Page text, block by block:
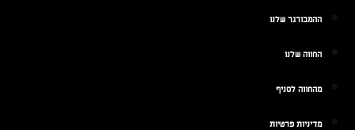
ההמבורגר שלנו
החווה שלנו
מהחווה לסניף
מדיניות פרטיות